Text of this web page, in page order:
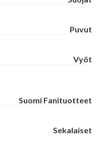
Puvut
Vyöt
Suomi Fanituotteet
Sekalaiset